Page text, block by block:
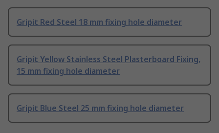
Gripit Red Steel 18 mm fixing hole diameter
Gripit Yellow Stainless Steel Plasterboard Fixing,
15 mm fixing hole diameter
Gripit Blue Steel 25 mm fixing hole diameter